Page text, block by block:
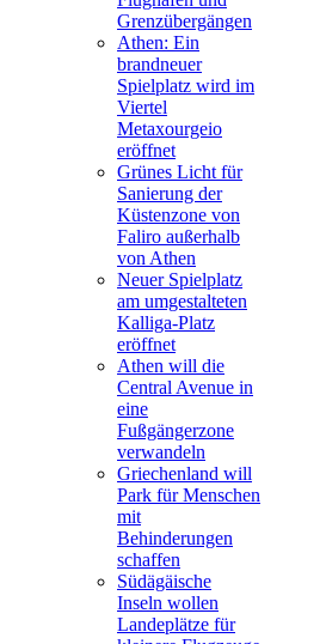
Grenzübergängen
Athen: Ein
brandneuer
Spielplatz wird im
Viertel
Metaxourgeio
eröffnet
Grünes Licht für
Sanierung der
Küstenzone von
Faliro außerhalb
von Athen
Neuer Spielplatz
am umgestalteten
Kalliga-Platz
eröffnet
Athen will die
Central Avenue in
eine
Fußgängerzone
verwandeln
Griechenland will
Park für Menschen
mit
Behinderungen
schaffen
Südägäische
Inseln wollen
Landeplätze für